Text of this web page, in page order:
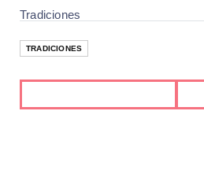
Tradiciones
TRADICIONES